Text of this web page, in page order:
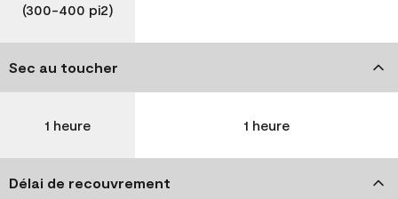
(300-400 pi2)
Sec au toucher
1 heure 1 heure
Délai de recouvrement